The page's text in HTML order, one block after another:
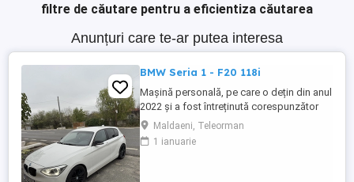
filtre de căutare pentru a eficientiza căutarea
Anunțuri care te-ar putea interesa
BMW Seria 1 - F20 118i
Mașină personală, pe care o dețin din anul
2022 și a fost întreținută corespunzător
(revizia la 8000-9000 km). Distribuție,
ambreiaj și suspensie (telescoape,
brațe+bucși)- au fost înlocuite cu un an în
Maldaeni, Teleorman
1 ianuarie